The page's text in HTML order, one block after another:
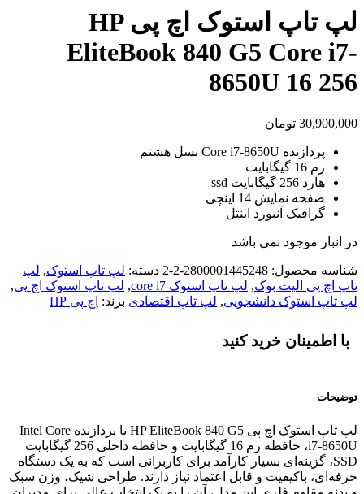
لپ تاپ استوک اچ پی HP
EliteBook 840 G5 Core i7-
8650U 16 256
30,900,000 تومان
پردازنده Core i7-8650U نسل هشتم
رم 16 گیگابایت
هارد 256 گیگابایت ssd
صفحه نمایش 14 اینچی
گرافیک آنبورد اینتل
در انبار موجود نمی باشد
شناسه محصول: 2800001445248-2-2 دسته: لپ تاپ استوک, لپ
تاپ اچ پی الیت بوک, لپ تاپ استوک core i7 , لپ تاپ استوک اچ پی,
لپ تاپ استوک دانشجویی, لپ تاپ اقتصادی برند: اچ پی HP
با اطمینان خرید کنید
توضیحات
لپ تاپ استوک اچ پی HP EliteBook 840 G5 با پردازنده Intel Core
i7-8650U، حافظه رم 16 گیگابایت و حافظه داخلی 256 گیگابایت
SSD، گزینه‌ای بسیار کارآمد برای کاربرانی است که به یک دستگاه
حرفه‌ای، باکیفیت و قابل اعتماد نیاز دارند. طراحی شیک، وزن سبک